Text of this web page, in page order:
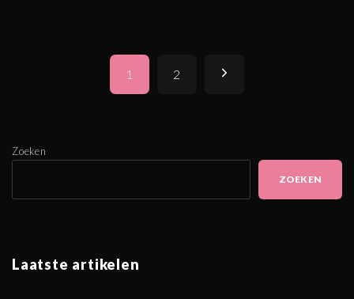
s
i
1 2 V
Zoeken
ZOEKEN
Laatste artikelen